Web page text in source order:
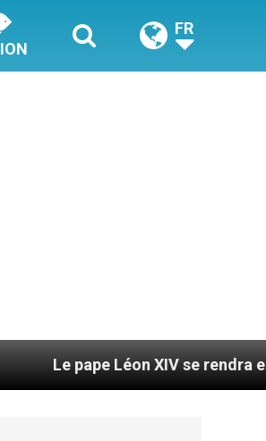
FR
se rendra en Uruguay, en